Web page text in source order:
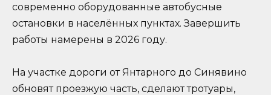
современно оборудованные автобусные
остановки в населённых пунктах. Завершить
работы намерены в 2026 году.
На участке дороги от Янтарного до Синявино
обновят проезжую часть, сделают тротуары,